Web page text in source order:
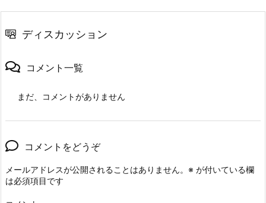
ディスカッション
コメント一覧
まだ、コメントがありません
コメントをどうぞ
メールアドレスが公開されることはありません。 ※ が付いている欄
は必須項目です